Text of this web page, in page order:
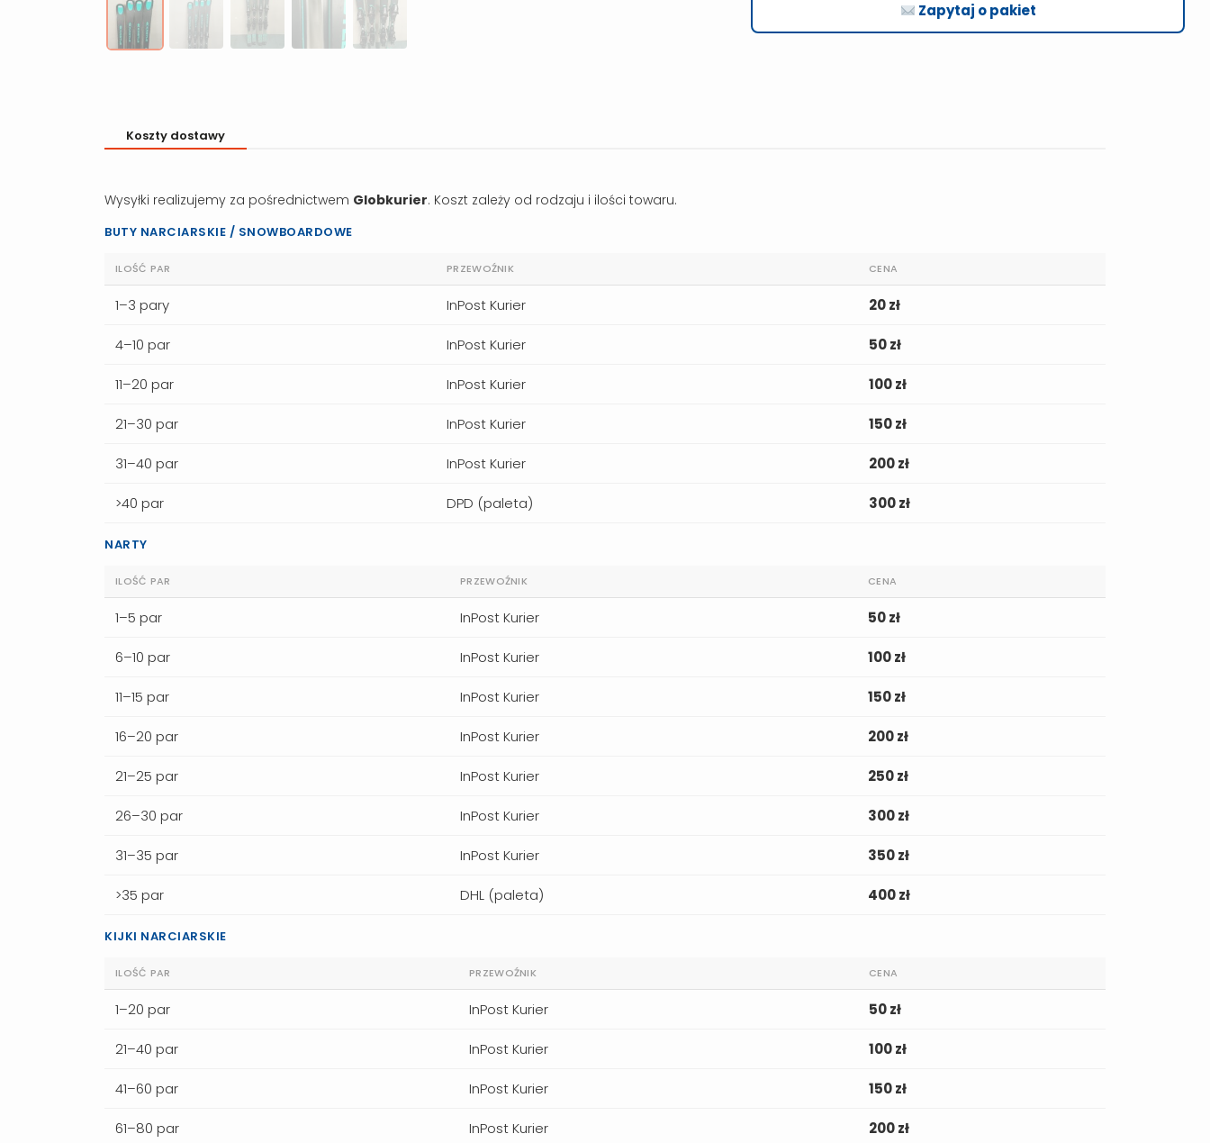
Zapytaj o pakiet
Koszty dostawy
Wysyłki realizujemy za pośrednictwem Globkurier. Koszt zależy od rodzaju i ilości towaru.
BUTY NARCIARSKIE / SNOWBOARDOWE
ILOŚĆ PAR PRZEWOŹNIK CENA
1–3 pary InPost Kurier 20 zł
4–10 par InPost Kurier 50 zł
11–20 par InPost Kurier 100 zł
21–30 par InPost Kurier 150 zł
31–40 par InPost Kurier 200 zł
>40 par DPD (paleta) 300 zł
NARTY
ILOŚĆ PAR PRZEWOŹNIK CENA
1–5 par InPost Kurier 50 zł
6–10 par InPost Kurier 100 zł
11–15 par InPost Kurier 150 zł
16–20 par InPost Kurier 200 zł
21–25 par InPost Kurier 250 zł
26–30 par InPost Kurier 300 zł
31–35 par InPost Kurier 350 zł
>35 par DHL (paleta) 400 zł
KIJKI NARCIARSKIE
ILOŚĆ PAR PRZEWOŹNIK CENA
1–20 par InPost Kurier 50 zł
21–40 par InPost Kurier 100 zł
41–60 par InPost Kurier 150 zł
61–80 par InPost Kurier 200 zł